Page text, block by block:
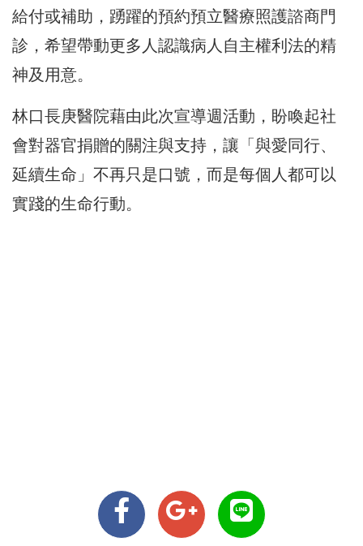
給付或補助，踴躍的預約預立醫療照護諮商門
診，希望帶動更多人認識病人自主權利法的精
神及用意。
林口長庚醫院藉由此次宣導週活動，盼喚起社
會對器官捐贈的關注與支持，讓「與愛同行、
延續生命」不再只是口號，而是每個人都可以
實踐的生命行動。